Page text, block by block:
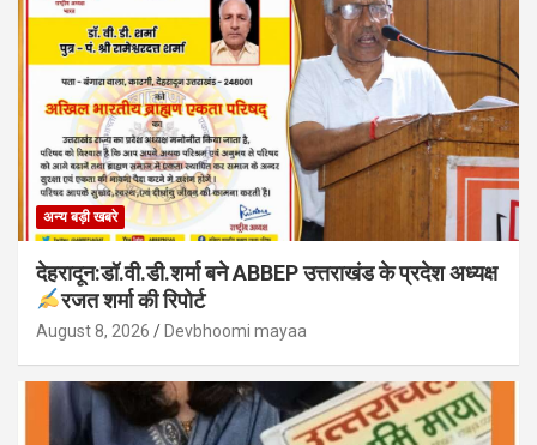
अन्य बड़ी खबरे
देहरादून:डॉ.वी.डी.शर्मा बने ABBEP उत्तराखंड के प्रदेश अध्यक्ष
रजत शर्मा की रिपोर्ट
August 8, 2026 Devbhoomi mayaa